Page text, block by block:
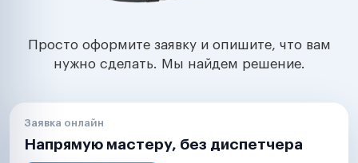
Просто оформите заявку и опишите, что вам
нужно сделать. Мы найдем решение.
Заявка онлайн
Напрямую мастеру, без диспетчера